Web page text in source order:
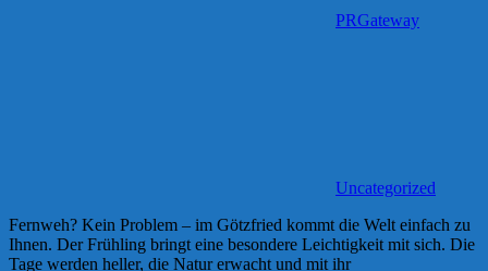
PRGateway
Uncategorized
Fernweh? Kein Problem – im Götzfried kommt die Welt einfach zu
Ihnen. Der Frühling bringt eine besondere Leichtigkeit mit sich. Die
Tage werden heller, die Natur erwacht und mit ihr